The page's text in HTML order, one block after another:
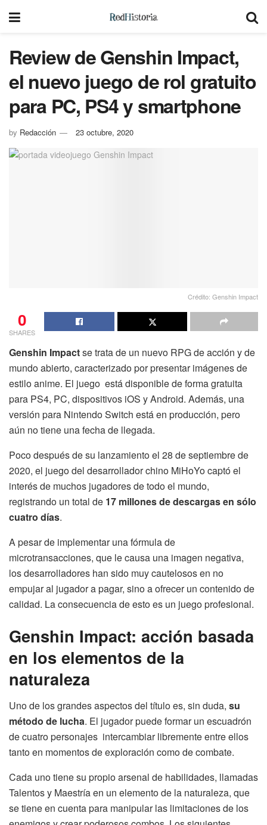
Review de Genshin Impact,
el nuevo juego de rol gratuito
para PC, PS4 y smartphone
by Redacción 23 octubre, 2020
Crédito: Genshin Impact
0
SHARES
Genshin Impactse trata de un nuevo RPG de acción y de
mundo abierto, caracterizado por presentar imágenes de
estilo anime. El juego está disponible de forma gratuita
para PS4, PC, dispositivos iOS y Android. Además, una
versión para Nintendo Switch está en producción, pero
aún no tiene una fecha de llegada.
Poco después de su lanzamiento el 28 de septiembre de
2020, el juego del desarrollador chino MiHoYo captó el
interés de muchos jugadores de todo el mundo,
registrando un total de 17 millones de descargas en sólo
cuatro días.
A pesar de implementar una fórmula de
microtransacciones, que le causa una imagen negativa,
los desarrolladores han sido muy cautelosos en no
empujar al jugador a pagar, sino a ofrecer un contenido de
calidad. La consecuencia de esto es un juego profesional.
Genshin Impact: acción basada
en los elementos de la
naturaleza
Uno de los grandes aspectos del título es, sin duda, su
método de lucha. El jugador puede formar un escuadrón
de cuatro personajes intercambiar libremente entre ellos
tanto en momentos de exploración como de combate.
Cada uno tiene su propio arsenal de habilidades, llamadas
Talentos y Maestría en un elemento de la naturaleza, que
se tiene en cuenta para manipular las limitaciones de los